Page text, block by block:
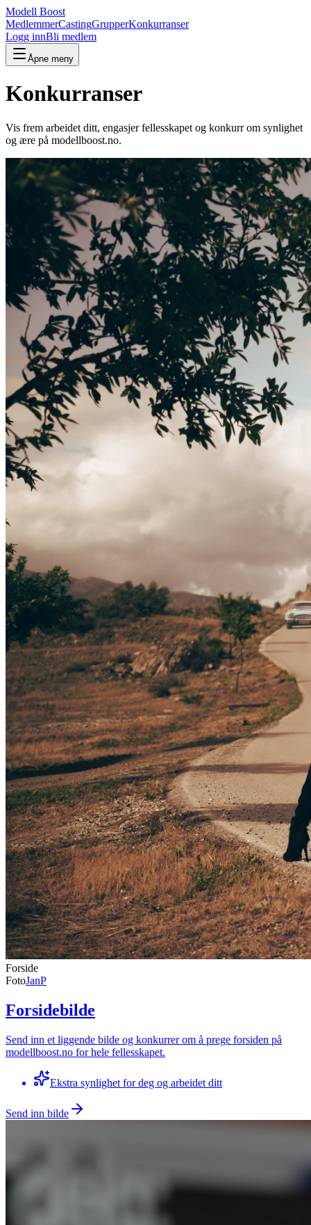
Modell Boost
MedlemmerCastingGrupperKonkurranser
Logg innBli medlem
Åpne meny
Konkurranser
Vis frem arbeidet ditt, engasjer fellesskapet og konkurr om synlighet
og ære på modellboost.no.
Forside
FotoJanP
Forsidebilde
Send inn et liggende bilde og konkurrer om å prege forsiden på
modellboost.no for hele fellesskapet.
Ekstra synlighet for deg og arbeidet ditt
Send inn bilde